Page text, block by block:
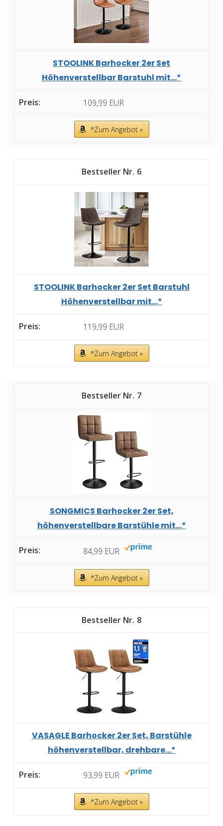
STOOLINK Barhocker 2er Set
Höhenverstellbar Barstuhl mit...*
109,99 EUR
*Zum Angebot »
6
STOOLINK Barhocker 2er Set Barstuhl
Höhenverstellbar mit...*
119,99 EUR
*Zum Angebot »
7
SONGMICS Barhocker 2er Set,
höhenverstellbare Barstühle mit...*
84,99 EUR
*Zum Angebot »
8
VASAGLE Barhocker 2er Set, Barstühle
höhenverstellbar, drehbare...*
93,99 EUR
*Zum Angebot »